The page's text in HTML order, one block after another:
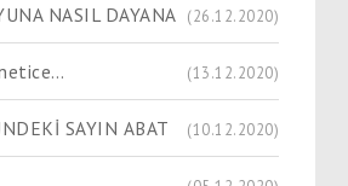
NASIL DAYANA (26.12.2020)
(13.12.2020)
SAYIN ABAT (10.12.2020)